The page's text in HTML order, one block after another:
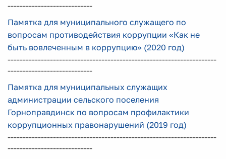
----------------------------
Памятка для муниципального служащего по
вопросам противодействия коррупции «Как не
быть вовлеченным в коррупцию» (2020 год)
---------------------------------------------------------------------
----------------------------
Памятка для муниципальных служащих
администрации сельского поселения
Горноправдинск по вопросам профилактики
коррупционных правонарушений (2019 год)
---------------------------------------------------------------------
----------------------------